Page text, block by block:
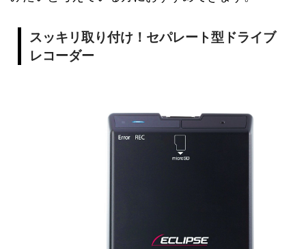
スッキリ取り付け！セパレート型ドライブ
レコーダー